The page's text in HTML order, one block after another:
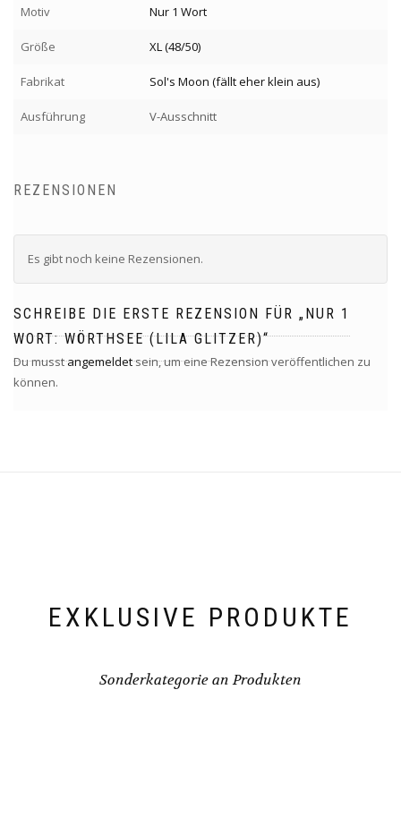
Motiv Nur 1 Wort
Größe XL (48/50)
Fabrikat Sol's Moon (fällt eher klein aus)
Ausführung V-Ausschnitt
REZENSIONEN
Es gibt noch keine Rezensionen.
SCHREIBE DIE ERSTE REZENSION FÜR „NUR 1
WORT: WÖRTHSEE (LILA GLITZER)“
Du musstangemeldetsein, um eine Rezension veröffentlichen zu
können.
EXKLUSIVE PRODUKTE
Sonderkategorie an Produkten